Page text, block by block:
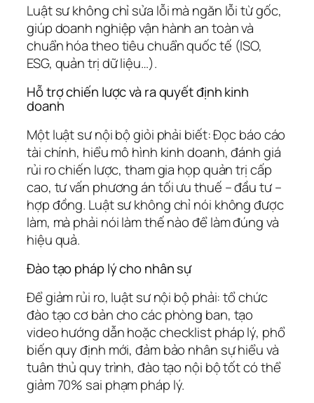
Luật sư không chỉ sửa lỗi mà ngăn lỗi từ gốc,
giúp doanh nghiệp vận hành an toàn và
chuẩn hóa theo tiêu chuẩn quốc tế (ISO,
ESG, quản trị dữ liệu…).
Hỗ trợ chiến lược và ra quyết định kinh
doanh
Một luật sư nội bộ giỏi phải biết: Đọc báo cáo
tài chính, hiểu mô hình kinh doanh, đánh giá
rủi ro chiến lược, tham gia họp quản trị cấp
cao, tư vấn phương án tối ưu thuế – đầu tư –
hợp đồng. Luật sư không chỉ nói không được
làm, mà phải nói làm thế nào để làm đúng và
hiệu quả.
Đào tạo pháp lý cho nhân sự
Để giảm rủi ro, luật sư nội bộ phải: tổ chức
đào tạo cơ bản cho các phòng ban, tạo
video hướng dẫn hoặc checklist pháp lý, phổ
biến quy định mới, đảm bảo nhân sự hiểu và
tuân thủ quy trình, đào tạo nội bộ tốt có thể
giảm 70% sai phạm pháp lý.